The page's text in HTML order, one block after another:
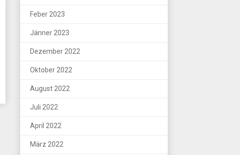
Feber 2023
Jänner 2023
Dezember 2022
Oktober 2022
August 2022
Juli 2022
April 2022
März 2022